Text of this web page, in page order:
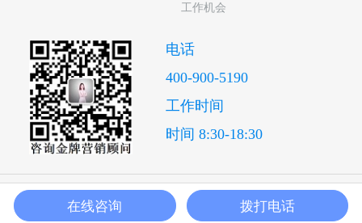
工作机会
电话
400-900-5190
工作时间
时间 8:30-18:30
Copyright 2009-2029 版权所有 南京赢想力信息技术有限公司
苏公网安备32011202001432号
苏ICP备17000976号
在线咨询 拨打电话